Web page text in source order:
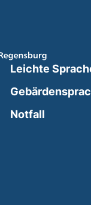
window)
Leichte
Notfall